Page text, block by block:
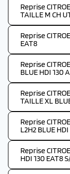
Reprise
TAILLE M CH
Reprise
EAT8
Reprise
BLUE HDI 130
Reprise
TAILLE XL
Reprise
L2H2 BLUE
Reprise
HDI 130 EAT8